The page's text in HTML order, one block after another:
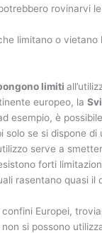
rovinarvi
limitano o vietano
limiti
europeo, la
esempio, è
solo se si dispone
serve a
forti
rasentano quasi il
Europei,
non si possono